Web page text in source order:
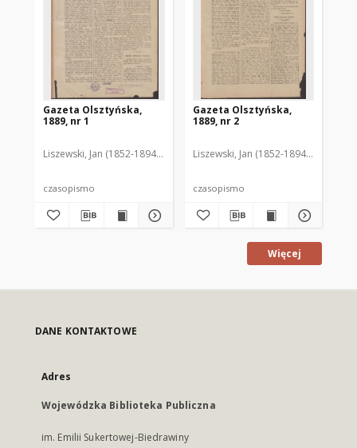
Gazeta Olsztyńska,
1889, nr 1
Liszewski, Jan (1852-1894). Red.
czasopismo
Gazeta Olsztyńska,
1889, nr 2
Liszewski, Jan (1852-1894). Red.
czasopismo
Więcej
DANE KONTAKTOWE
Adres
Wojewódzka Biblioteka Publiczna
im. Emilii Sukertowej-Biedrawiny